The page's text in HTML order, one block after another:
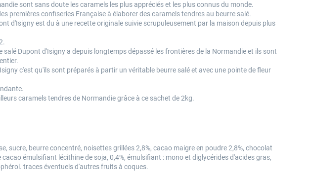
sont sans doute les caramels les plus appréciés et les plus connus du monde.
premières confiseries Française à élaborer des caramels tendres au beurre salé.
d'Isigny est du à une recette originale suivie scrupuleusement par la maison depuis plus
Dupont d'Isigny a depuis longtemps dépassé les frontières de la Normandie et ils sont
c'est qu'ils sont préparés à partir un véritable beurre salé et avec une pointe de fleur
caramels tendres de Normandie grâce à ce sachet de 2kg.
sucre, beurre concentré, noisettes grillées 2,8%, cacao maigre en poudre 2,8%, chocolat
cacao émulsifiant lécithine de soja, 0,4%, émulsifiant : mono et diglycérides d'acides gras,
traces éventuels d'autres fruits à coques.